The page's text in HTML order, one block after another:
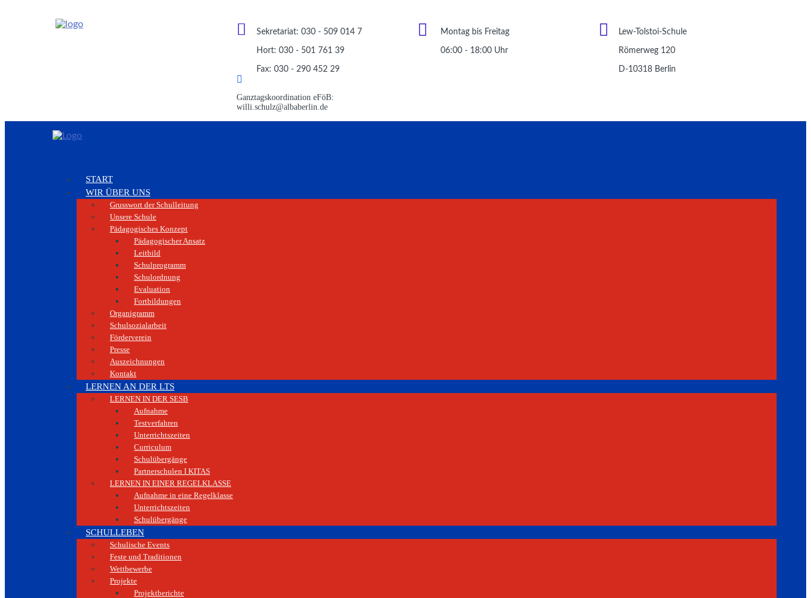
Sekretariat: 030 - 509 014 7
Hort: 030 - 501 761 39
Fax: 030 - 290 452 29
Ganztagskoordination eFöB:
willi.schulz@albaberlin.de
Montag bis Freitag
06:00 - 18:00 Uhr
Lew-Tolstoi-Schule
Römerweg 120
D-10318 Berlin
START
WIR ÜBER UNS
Grusswort der Schulleitung
Unsere Schule
Pädagogisches Konzept
Pädagogischer Ansatz
Leitbild
Schulprogramm
Schulordnung
Evaluation
Fortbildungen
Organigramm
Schulsozialarbeit
Förderverein
Presse
Auszeichnungen
Kontakt
LERNEN AN DER LTS
LERNEN IN DER SESB
Aufnahme
Testverfahren
Unterrichtszeiten
Curriculum
Schulübergänge
Partnerschulen I KITAS
LERNEN IN EINER REGELKLASSE
Aufnahme in eine Regelklasse
Unterrichtszeiten
Schulübergänge
SCHULLEBEN
Schulische Events
Feste und Traditionen
Wettbewerbe
Projekte
Projektberichte